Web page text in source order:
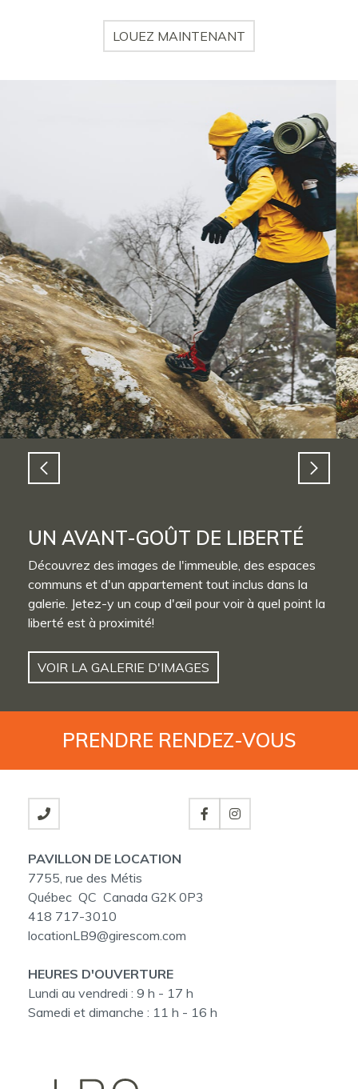
LOUEZ MAINTENANT
UN AVANT-GOÛT DE LIBERTÉ
Découvrez des images de l'immeuble, des espaces
communs et d'un appartement tout inclus dans la
galerie. Jetez-y un coup d'œil pour voir à quel point la
liberté est à proximité!
VOIR LA GALERIE D'IMAGES
PRENDRE RENDEZ-VOUS
PAVILLON DE LOCATION
7755, rue des Métis
Québec QC Canada G2K 0P3
418 717-3010
locationLB9@girescom.com
HEURES D'OUVERTURE
Lundi au vendredi : 9 h - 17 h
Samedi et dimanche : 11 h - 16 h